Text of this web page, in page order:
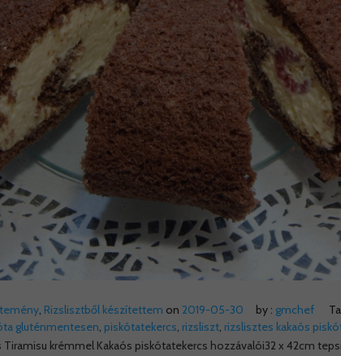
, Rizslisztből készítettem on 2019-05-30 by : gmchef
gluténmentesen piskótatekercs rizsliszt, rizslisztes kakaós
krémmel Kakaós piskótatekercs hozzávalói32 x 42cm